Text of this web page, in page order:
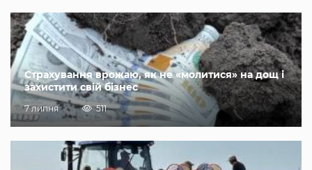
Страхування врожаю, як не «молитися» на дощ і
захистити свій бізнес
7 липня 511